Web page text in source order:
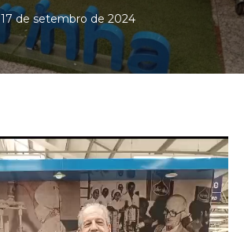
17 de setembro de 2024